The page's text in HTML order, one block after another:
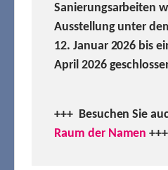
Sanierungsarbeiten
Ausstellung unter
12. Januar 2026 bis
April 2026
+++ Besuchen Sie
Raum der Namen +++